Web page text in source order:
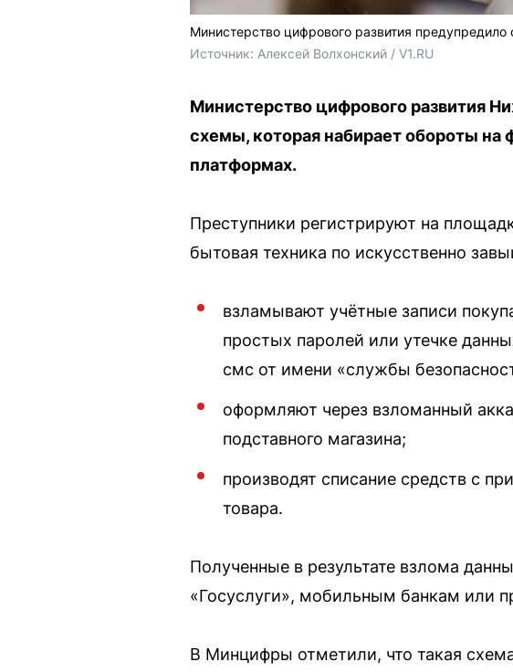
Министерство цифрового развития
Источник: Алексей Волхонский / V1.RU
Министерство цифрового развития
схемы, которая набирает обороты на
платформах.
Преступники регистрируют на
бытовая техника по искусственно
взламывают учётные записи
простых паролей или утечке
смс от имени «службы
оформляют через взломанный
подставного магазина;
производят списание средств с
товара.
Полученные в результате взлома
«Госуслуги», мобильным банкам или
В Минцифры отметили, что такая